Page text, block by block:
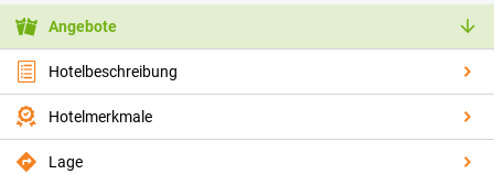
Angebote
Hotelbeschreibung
Hotelmerkmale
Lage